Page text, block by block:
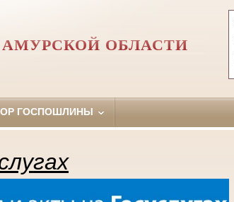
ОБЛАСТИ
ГОСПОШЛИНЫ